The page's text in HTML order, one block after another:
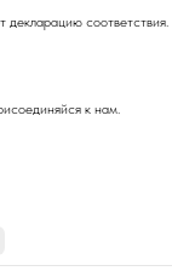
соответствия.
к нам.